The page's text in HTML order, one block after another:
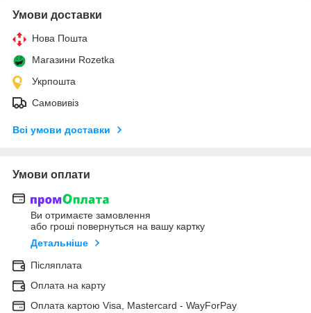
Умови доставки
Нова Пошта
Магазини Rozetka
Укрпошта
Самовивіз
Всі умови доставки
Умови оплати
Ви отримаєте замовлення
або гроші повернуться на вашу картку
Детальніше
Післяплата
Оплата на карту
Оплата картою Visa, Mastercard - WayForPay